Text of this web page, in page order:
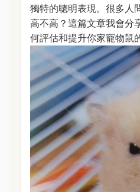
獨特的聰明表現。很多人
高不高？這篇文章我會分
何評估和提升你家寵物鼠